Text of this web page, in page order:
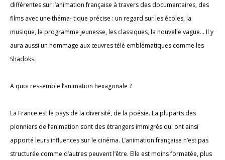
différentes sur l’animation française à travers des documentaires, des
films avec une théma- tique précise : un regard sur les écoles, la
musique, le programme jeunesse, les classiques, la nouvelle vague... Il y
aura aussi un hommage aux œuvres télé emblématiques comme les
Shadoks.
A quoi ressemble l’animation hexagonale ?
La France est le pays de la diversité, de la poésie. La pluparts des
pionniers de l’animation sont des étrangers immigrés qui ont ainsi
apporté leurs influences sur le cinéma. L’animation française n’est pas
structurée comme d’autres peuvent l’être. Elle est moins formatée, plus